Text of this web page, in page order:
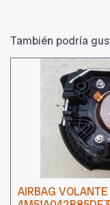
También podría
AIRBAG VOLANTE